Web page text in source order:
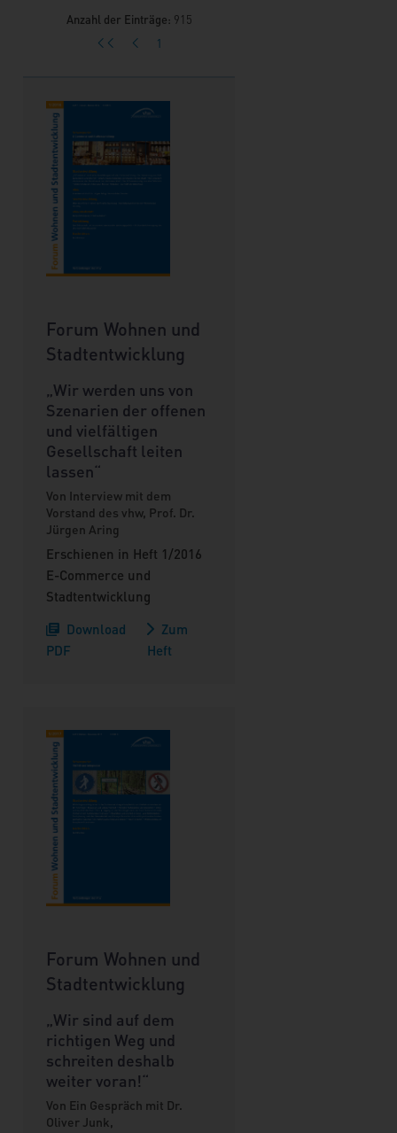
Anzahl der Einträge: 915
<< < 1
Forum Wohnen und
Stadtentwicklung
„Wir werden uns von
Szenarien der offenen
und vielfältigen
Gesellschaft leiten
lassen“
Von Interview mit dem
Vorstand des vhw, Prof. Dr.
Jürgen Aring
Erschienen in Heft 1/2016
E-Commerce und
Stadtentwicklung
Download
PDF
Zum
Heft
Forum Wohnen und
Stadtentwicklung
„Wir sind auf dem
richtigen Weg und
schreiten deshalb
weiter voran!“
Von Ein Gespräch mit Dr.
Oliver Junk,